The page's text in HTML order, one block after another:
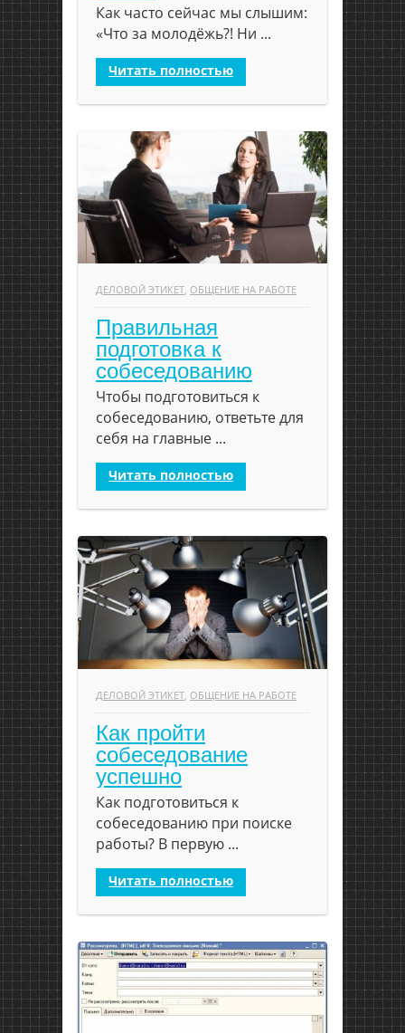
Как часто сейчас мы слышим:
«Что за молодёжь?! Ни ...
Читать полностью
ДЕЛОВОЙ ЭТИКЕТ, ОБЩЕНИЕ НА РАБОТЕ
Правильная
подготовка к
собеседованию
Чтобы подготовиться к
собеседованию, ответьте для
себя на главные ...
Читать полностью
ДЕЛОВОЙ ЭТИКЕТ, ОБЩЕНИЕ НА РАБОТЕ
Как пройти
собеседование
успешно
Как подготовиться к
собеседованию при поиске
работы? В первую ...
Читать полностью